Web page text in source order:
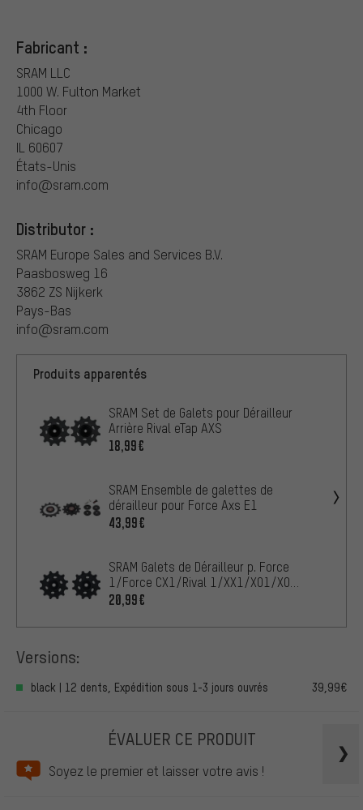
Fabricant :
SRAM LLC
1000 W. Fulton Market
4th Floor
Chicago
IL 60607
États-Unis
info@sram.com
Distributor :
SRAM Europe Sales and Services B.V.
Paasbosweg 16
3862 ZS Nijkerk
Pays-Bas
info@sram.com
Produits apparentés
SRAM Set de Galets pour Dérailleur
Arrière Rival eTap AXS
18,99€
SRAM Ensemble de galettes de
dérailleur pour Force Axs E1
43,99€
SRAM Galets de Dérailleur p. Force
1/Force CX1/Rival 1/XX1/X01/X0
DH/X1/GX
20,99€
Versions:
black | 12 dents, Expédition sous 1-3 jours ouvrés 39,99€
ÉVALUER CE PRODUIT
Soyez le premier et laisser votre avis !